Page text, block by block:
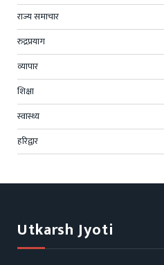
राज्य समाचार
रुद्रप्रयाग
व्यापार
शिक्षा
स्वास्थ्य
हरिद्वार
Utkarsh Jyoti